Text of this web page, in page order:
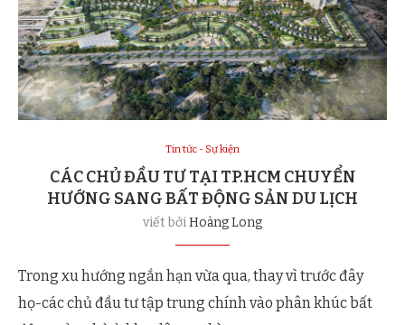
Tin tức - Sự kiện
CÁC CHỦ ĐẦU TƯ TẠI TP.HCM CHUYỂN
HƯỚNG SANG BẤT ĐỘNG SẢN DU LỊCH
viết bởiHoàng Long
Trong xu hướng ngắn hạn vừa qua, thay vì trước đây
họ-các chủ đầu tư tập trung chính vào phân khúc bất